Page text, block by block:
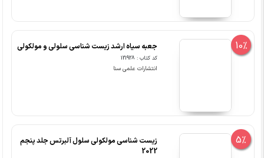
10% جعبه سیاه ارشد زیست شناسی سلولی و مولکولی
کد کتاب : 121928
انتشارات علمی سنا
5%
زیست شناسی مولکولی سلول آلبرتس جلد پنجم
2022